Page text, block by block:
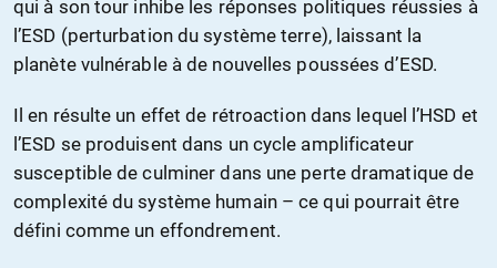
qui à son tour inhibe les réponses politiques réussies à
l’ESD (perturbation du système terre), laissant la
planète vulnérable à de nouvelles poussées d’ESD.
Il en résulte un effet de rétroaction dans lequel l’HSD et
l’ESD se produisent dans un cycle amplificateur
susceptible de culminer dans une perte dramatique de
complexité du système humain – ce qui pourrait être
défini comme un effondrement.